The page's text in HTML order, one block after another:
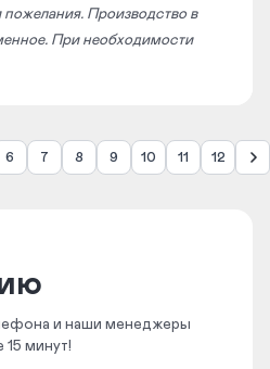
Производство в
При необходимости
6 7 8 9 10 11 12
и наши менеджеры
15 минут!